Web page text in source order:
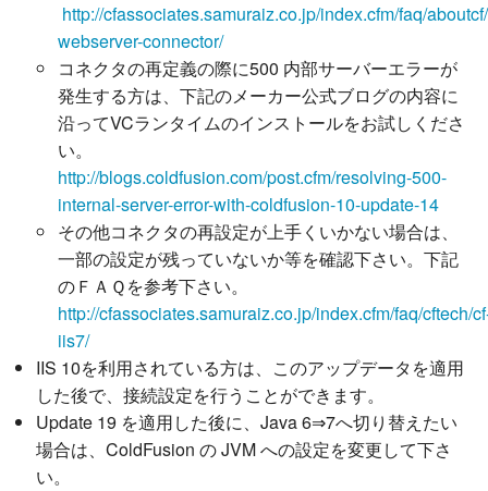
http://cfassociates.samuraiz.co.jp/index.cfm/faq/
webserver-connector/
コネクタの再定義の際に500 内部サーバーエラーが
発生する方は、下記のメーカー公式ブログの内容に
沿ってVCランタイムのインストールをお試しくださ
い。
http://blogs.coldfusion.com/post.cfm/resolving-500-
internal-server-error-with-coldfusion-10-update-14
その他コネクタの再設定が上手くいかない場合は、
一部の設定が残っていないか等を確認下さい。下記
のＦＡＱを参考下さい。
http://cfassociates.samuraiz.co.jp/index.cfm/faq/cftech/
iis7/
​IIS 10を利用されている方は、このアップデータを適用
した後で、接続設定を行うことができます。
Update 19 を適用した後に、Java 6⇒7へ切り替えたい
場合は、ColdFusion の JVM への設定を変更して下さ
い。